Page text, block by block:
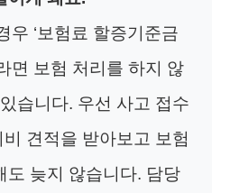
우 ‘보험료 할증기준금
면 보험 처리를 하지 않
습니다. 우선 사고 접수
견적을 받아보고 보험
도 늦지 않습니다. 담당